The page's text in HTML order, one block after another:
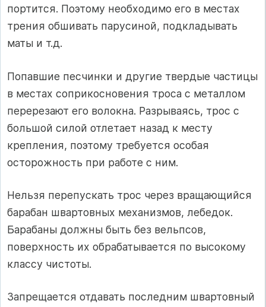
портится. Поэтому необходимо его в местах
трения обшивать парусиной, подкладывать
маты и т.д.
Попавшие песчинки и другие твердые частицы
в местах соприкосновения троса с металлом
перерезают его волокна. Разрываясь, трос с
большой силой отлетает назад к месту
крепления, поэтому требуется особая
осторожность при работе с ним.
Нельзя перепускать трос через вращающийся
барабан швартовных механизмов, лебедок.
Барабаны должны быть без вельпсов,
поверхность их обрабатывается по высокому
классу чистоты.
Запрещается отдавать последним швартовный